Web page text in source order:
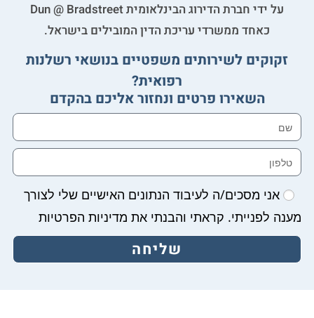
על ידי חברת הדירוג הבינלאומית Dun @ Bradstreet
כאחד ממשרדי עריכת הדין המובילים בישראל.
זקוקים לשירותים משפטיים בנושאי רשלנות
רפואית?
השאירו פרטים ונחזור אליכם בהקדם
אני מסכים/ה לעיבוד הנתונים האישיים שלי לצורך
מענה לפנייתי. קראתי והבנתי את מדיניות הפרטיות
שליחה